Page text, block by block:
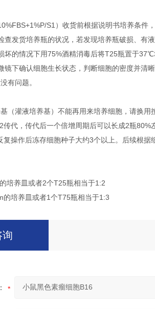
S1）收货前根据说明书培养条件
查发货培养瓶的状况，若发现培养瓶破损、有
坏的情况下用75%酒精消毒后将T25瓶置于37℃
镜下确认细胞生长状态，判断细胞的密度并清
有问题。
（灌液培养基）不能再用来培养细胞，请换
传代，传代后一个倍增周期后可以长成2瓶
操作后冻存细胞种子大约3个以上。后续根据
培养皿或者2个T25瓶相当于1:2
的培养皿或者1个T75瓶相当于1:3
询